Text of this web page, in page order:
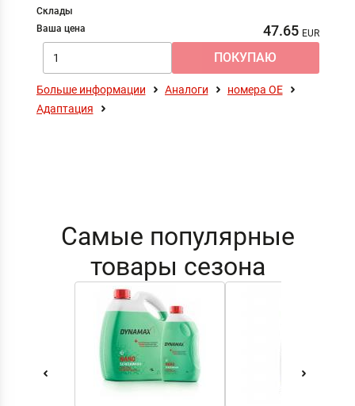
Склады
Ваша цена
47.65
Больше информации Аналоги
номера ОЕ
Адаптация
Самые популярные
товары сезона